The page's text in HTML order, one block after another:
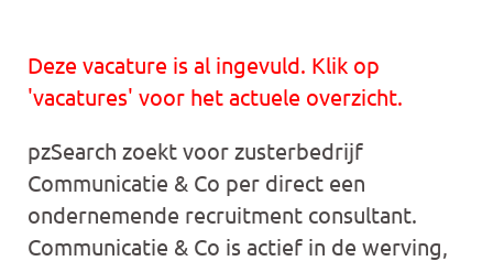
Deze vacature is al ingevuld. Klik op
'vacatures' voor het actuele overzicht.
pzSearch zoekt voor zusterbedrijf
Communicatie & Co per direct een
ondernemende recruitment consultant.
Communicatie & Co is actief in de werving,